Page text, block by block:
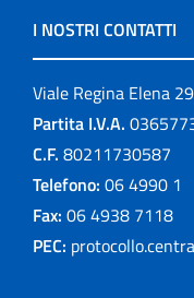
I NOSTRI CONTATTI
Viale Regina Elena
Partita I.V.A.
C.F. 80211730587
Telefono: 06 4990 1
Fax: 06 4938 7118
PEC: